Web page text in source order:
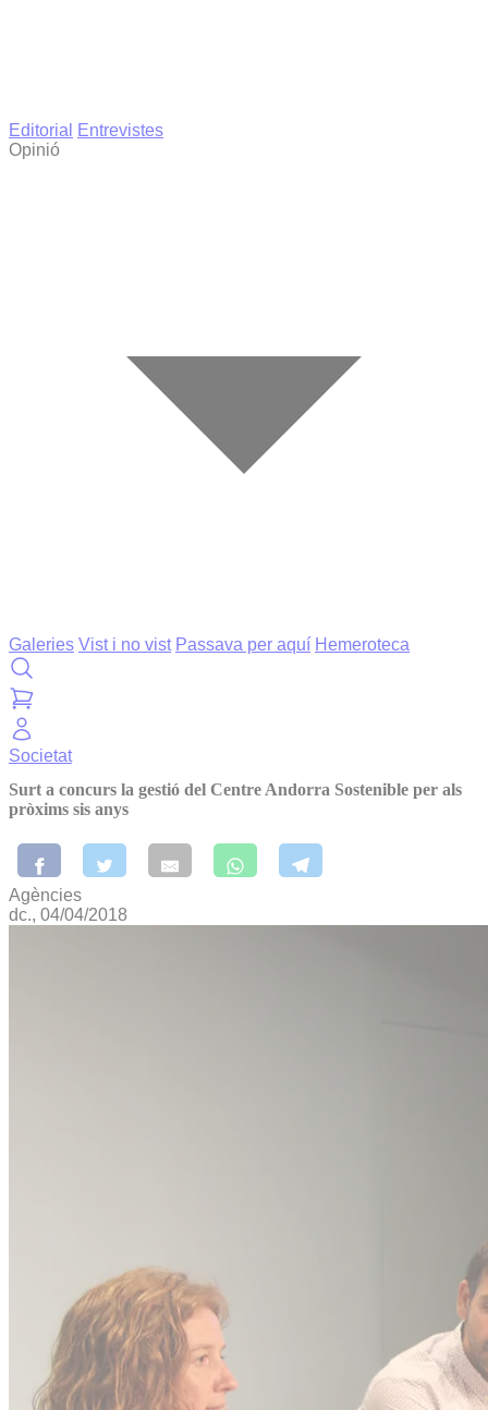
Editorial
Entrevistes
Opinió
Galeries Vist i no vist Passava per aquí Hemeroteca
Societat
Surt a concurs la gestió del Centre Andorra Sostenible per als
pròxims sis anys
Agències
dc., 04/04/2018